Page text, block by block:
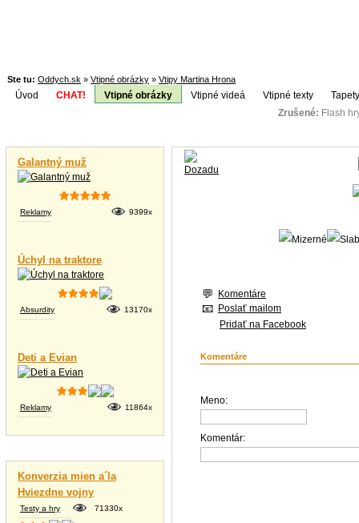
Ste tu: Oddych.sk » Vtipné obrázky » Vtipy Martina Hrona
Úvod CHAT! Vtipné obrázky Vtipné videá Vtipné texty
Zrušené: Flash
Galantný muž
Reklamy 9399x
Úchyl na traktore
Absurdity 13170x
Deti a Evian
Reklamy 11864x
Konverzia mien a´la
Hviezdne vojny
Testy a hry 71330x
Komentáre
Poslať mailom
Pridať na Facebook
Komentáre
Meno:
Komentár: